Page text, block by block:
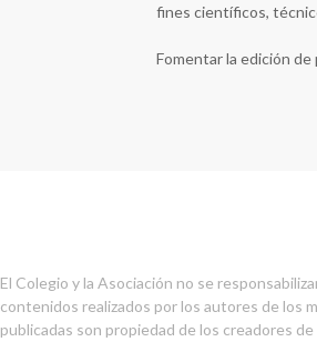
fines científicos,
Fomentar la edición de
El Colegio y la Asociación no se
contenidos realizados por los autores de los
publicadas son propiedad de los creadores de